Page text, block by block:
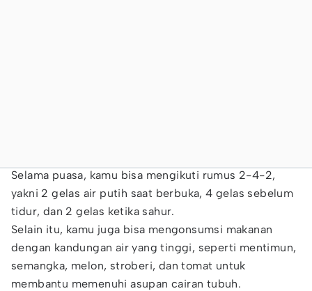
Selama puasa, kamu bisa mengikuti rumus 2-4-2,
yakni 2 gelas air putih saat berbuka, 4 gelas sebelum
tidur, dan 2 gelas ketika sahur.
Selain itu, kamu juga bisa mengonsumsi makanan
dengan kandungan air yang tinggi, seperti mentimun,
semangka, melon, stroberi, dan tomat untuk
membantu memenuhi asupan cairan tubuh.